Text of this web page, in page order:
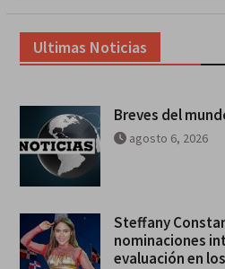
Ultimas Noticias
Breves del
agosto 6, 2026
Steffany
nominaciones
evaluación en